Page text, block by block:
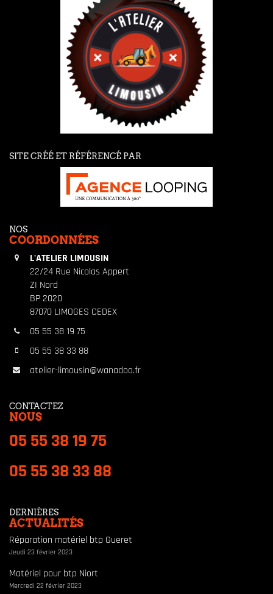
SITE CRÉÉ ET RÉFÉRENCÉ PAR
NOS
COORDONNÉES
L'ATELIER LIMOUSIN
22/24 Rue Nicolas Appert
ZI Nord
BP 2020
87070 LIMOGES CEDEX
05 55 38 19 75
05 55 38 33 88
atelier-limousin@wanadoo.fr
CONTACTEZ
NOUS
05 55 38 19 75
05 55 38 33 88
DERNIÈRES
ACTUALITÉS
Réparation matériel btp Gueret
Jeudi 23 février 2023
Matériel pour btp Niort
Mercredi 22 février 2023